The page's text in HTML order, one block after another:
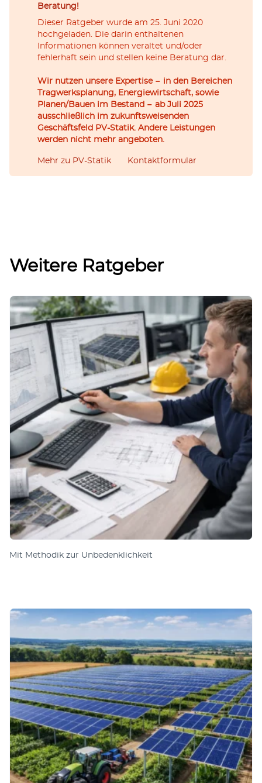
Beratung!
Dieser Ratgeber wurde am 25. Juni 2020
hochgeladen. Die darin enthaltenen
Informationen können veraltet und/oder
fehlerhaft sein und stellen keine Beratung dar.
Wir nutzen unsere Expertise − in den Bereichen
Tragwerksplanung, Energiewirtschaft, sowie
Planen/Bauen im Bestand − ab Juli 2025
ausschließlich im zukunftsweisenden
Geschäftsfeld PV-Statik. Andere Leistungen
werden nicht mehr angeboten.
Mehr zu PV-Statik Kontaktformular
Weitere Ratgeber
Mit Methodik zur Unbedenklichkeit